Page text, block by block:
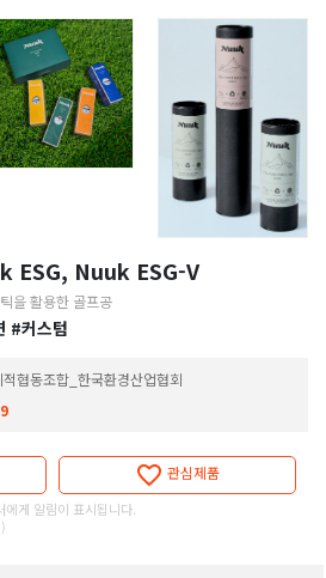
ESG, Nuuk ESG-V
을 활용한 골프공
#커스텀
협동조합_한국환경산업협회
관심제품
게 알림이 표시됩니다.